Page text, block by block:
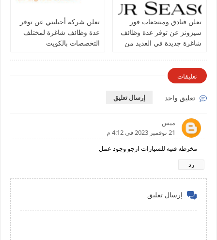
تعلن فنادق ومنتجعات فور
سيزونز‏ عن توفر عدة وظائف
شاغرة جديدة في العديد من
تعلن شركة أجيليتي عن توفر
عدة وظائف شاغرة لمختلف
التخصصات بالكويت
تعليقات
تعليق واحد إرسال تعليق
ميس
21 نوفمبر 2023 في 4:12 م
مخرطه فنيه للسيارات ارجو وجود عمل
رد
إرسال تعليق